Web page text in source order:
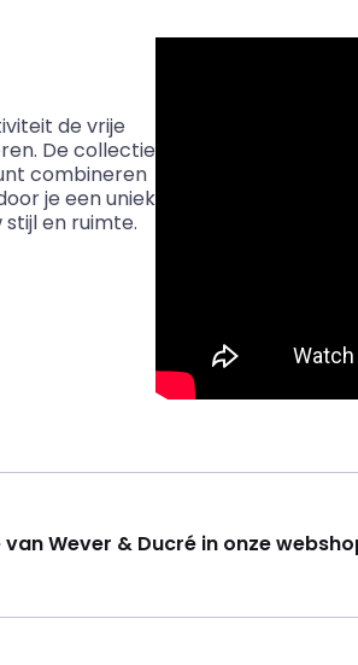
de vrije
De collectie
combineren
je een uniek
en ruimte.
Wever & Ducré in onze